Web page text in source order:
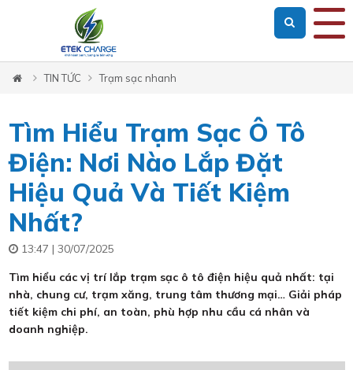
TIN TỨC Trạm sạc nhanh
Tìm Hiểu Trạm Sạc Ô Tô
Điện: Nơi Nào Lắp Đặt
Hiệu Quả Và Tiết Kiệm
Nhất?
13:47 | 30/07/2025
Tìm hiểu các vị trí lắp trạm sạc ô tô điện hiệu quả nhất: tại
nhà, chung cư, trạm xăng, trung tâm thương mại… Giải pháp
tiết kiệm chi phí, an toàn, phù hợp nhu cầu cá nhân và
doanh nghiệp.